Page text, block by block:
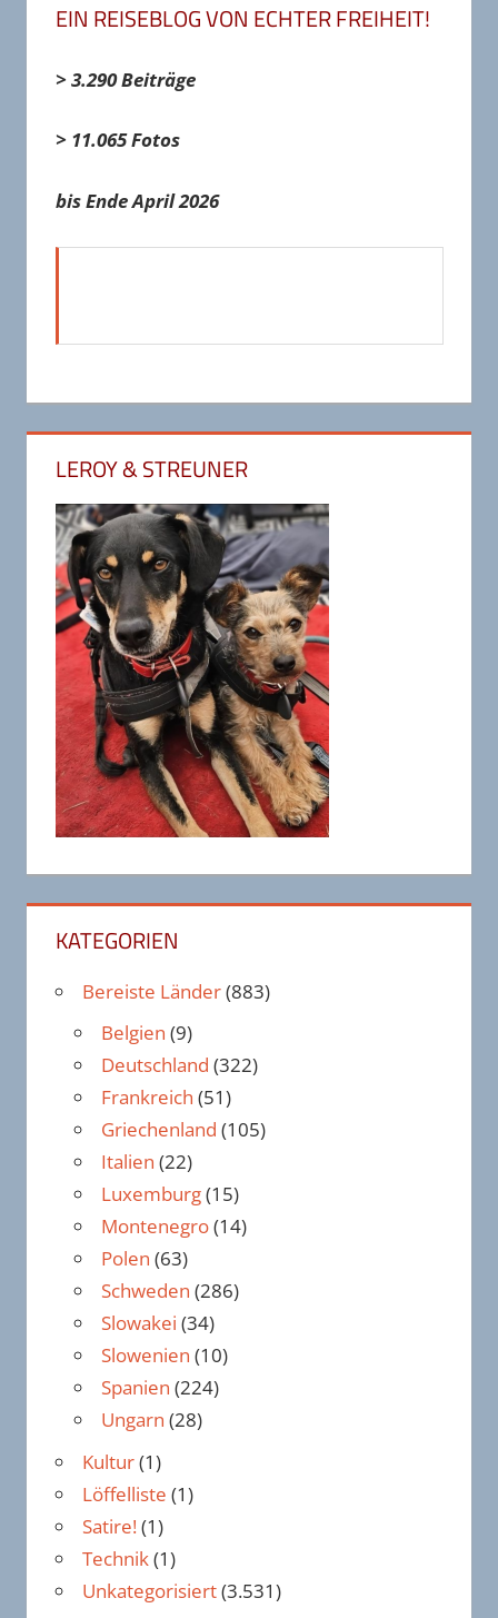
EIN REISEBLOG VON ECHTER FREIHEIT!
> 3.290 Beiträge
> 11.065 Fotos
bis Ende April 2026
LEROY & STREUNER
KATEGORIEN
Bereiste Länder(883)
Belgien (9)
Deutschland (322)
Frankreich (51)
Griechenland (105)
Italien (22)
Luxemburg(15)
Montenegro(14)
Polen (63)
Schweden (286)
Slowakei (34)
Slowenien (10)
Spanien (224)
Ungarn (28)
Kultur(1)
Löffelliste (1)
Satire!(1)
Technik(1)
Unkategorisiert(3.531)